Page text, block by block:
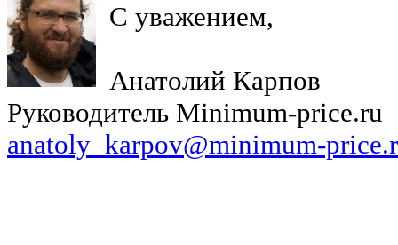
С уважением,
Анатолий Карпов
Руководитель Minimum-price.ru
anatoly_karpov@minimum-